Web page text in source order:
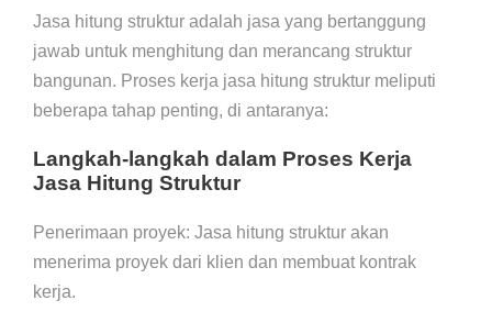
Jasa hitung struktur adalah jasa yang bertanggung
jawab untuk menghitung dan merancang struktur
bangunan. Proses kerja jasa hitung struktur meliputi
beberapa tahap penting, di antaranya:
Langkah-langkah dalam Proses Kerja
Jasa Hitung Struktur
Penerimaan proyek: Jasa hitung struktur akan
menerima proyek dari klien dan membuat kontrak
kerja.